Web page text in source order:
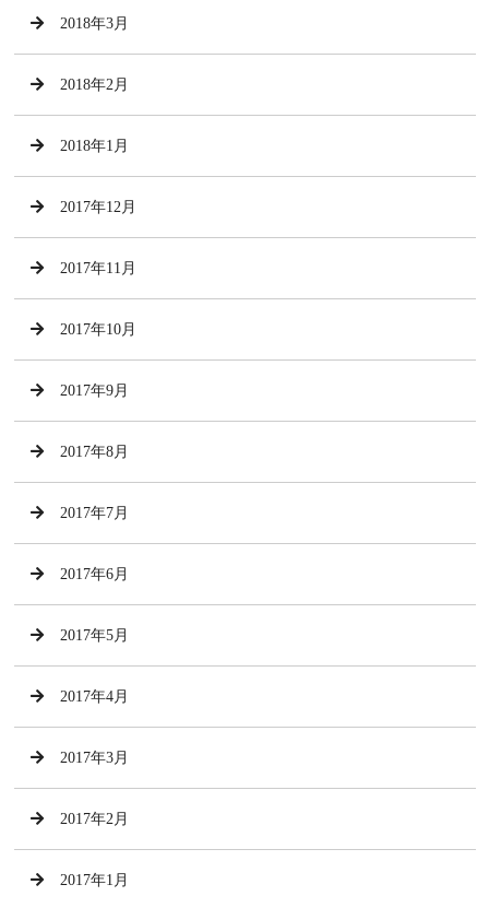
2018年3月
2018年2月
2018年1月
2017年12月
2017年11月
2017年10月
2017年9月
2017年8月
2017年7月
2017年6月
2017年5月
2017年4月
2017年3月
2017年2月
2017年1月